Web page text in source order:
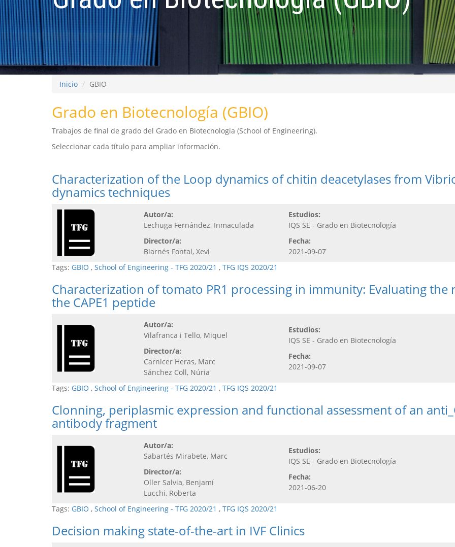
Inicio GBIO
Grado en Biotecnología (GBIO)
Trabajos de final de grado del Grado en Biotecnologia (School of Engineering).
Seleccionar cada título para ampliar información.
Characterization of the Loop dynamics of chitin deacetylases from
dynamics techniques
Autor/a:
Lechuga Fernández, Inmaculada
Director/a:
Biarnés Fontal, Xevi
Estudios:
IQS SE - Grado en Biotecnología
Fecha:
2021-09-07
Tags: GBIO , School of Engineering - TFG 2020/21 , TFG IQS 2020/21
Characterization of tomato PR1 processing in immunity: Evaluating
the CAPE1 peptide
Autor/a:
Vilafranca i Tello, Miquel
Director/a:
Carnicer Heras, Marc
Sánchez Coll, Núria
Estudios:
IQS SE - Grado en Biotecnología
Fecha:
2021-09-07
Tags: GBIO , School of Engineering - TFG 2020/21 , TFG IQS 2020/21
Clonning, periplasmic expression and functional assessment of an
antibody fragment
Autor/a:
Sabartés Mirabete, Marc
Director/a:
Oller Salvia, Benjamí
Lucchi, Roberta
Estudios:
IQS SE - Grado en Biotecnología
Fecha:
2021-06-20
Tags: GBIO , School of Engineering - TFG 2020/21 , TFG IQS 2020/21
Decision making state-of-the-art in IVF Clinics